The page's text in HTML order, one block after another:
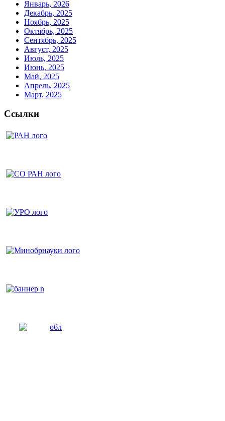
Январь, 2026
Декабрь, 2025
Ноябрь, 2025
Октябрь, 2025
Сентябрь, 2025
Август, 2025
Июль, 2025
Июнь, 2025
Май, 2025
Апрель, 2025
Март, 2025
Ссылки